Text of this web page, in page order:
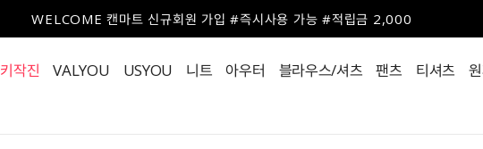
WELCOME 캔마트 신규회원 가입 #즉시사용 가능 #적립금 2,000
키작진 VALYOU USYOU 니트 아우터 블라우스/셔츠 팬츠 티셔츠